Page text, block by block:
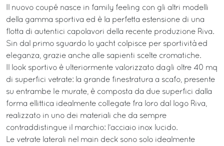
Il nuovo coupé nasce in family feeling con gli altri modelli
della gamma sportiva ed è la perfetta estensione di una
flotta di autentici capolavori della recente produzione Riva.
Sin dal primo sguardo lo yacht colpisce per sportività ed
eleganza, grazie anche alle sapienti scelte cromatiche.
Il look sportivo è ulteriormente valorizzato dagli oltre 40 mq
di superfici vetrate: la grande finestratura a scafo, presente
su entrambe le murate, è composta da due superfici dalla
forma ellittica idealmente collegate fra loro dal logo Riva,
realizzato in uno dei materiali che da sempre
contraddistingue il marchio: l’acciaio inox lucido.
Le vetrate laterali nel main deck sono solo idealmente